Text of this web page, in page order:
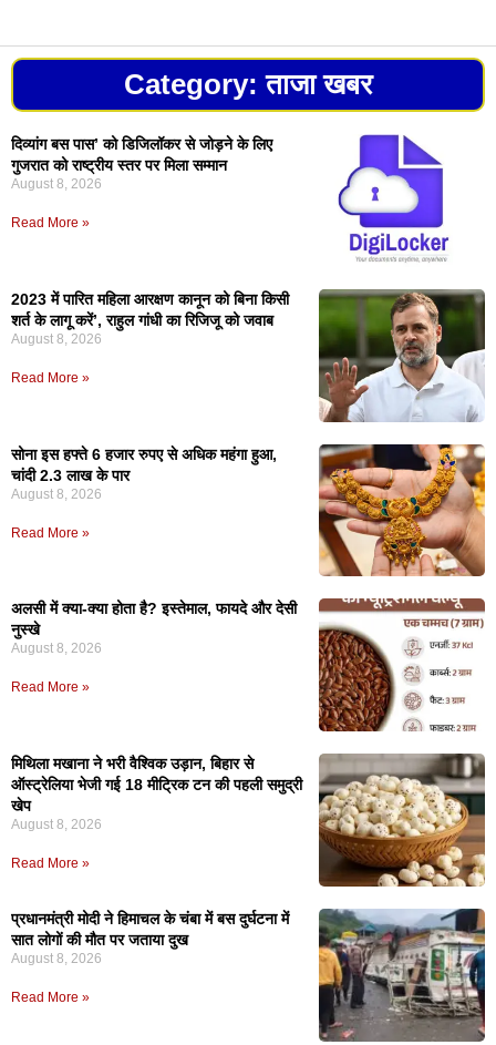
Category: ताजा खबर
दिव्यांग बस पास’ को डिजिलॉकर से जोड़ने के लिए
गुजरात को राष्ट्रीय स्तर पर मिला सम्मान
August 8, 2026
Read More »
2023 में पारित महिला आरक्षण कानून को बिना किसी
शर्त के लागू करें’, राहुल गांधी का रिजिजू को जवाब
August 8, 2026
Read More »
सोना इस हफ्ते 6 हजार रुपए से अधिक महंगा हुआ,
चांदी 2.3 लाख के पार
August 8, 2026
Read More »
अलसी में क्या-क्या होता है? इस्तेमाल, फायदे और देसी
नुस्खे
August 8, 2026
Read More »
मिथिला मखाना ने भरी वैश्विक उड़ान, बिहार से
ऑस्ट्रेलिया भेजी गई 18 मीट्रिक टन की पहली समुद्री
खेप
August 8, 2026
Read More »
प्रधानमंत्री मोदी ने हिमाचल के चंबा में बस दुर्घटना में
सात लोगों की मौत पर जताया दुख
August 8, 2026
Read More »